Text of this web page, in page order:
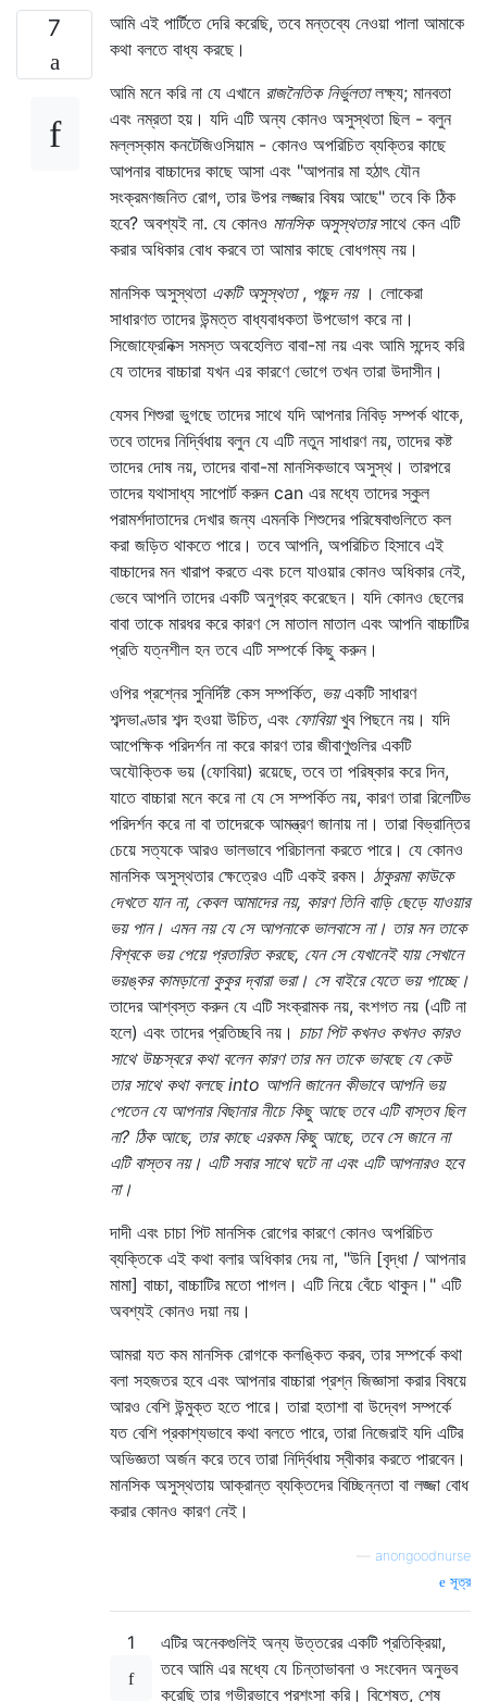
7
আমি এই পার্টিতে দেরি করেছি, তবে মন্তব্যে নেওয়া পালা আমাকে
কথা বলতে বাধ্য করছে।
আমি মনে করি না যে এখানে রাজনৈতিক নির্ভুলতালক্ষ্য; মানবতা
এবং নম্রতা হয়। যদি এটি অন্য কোনও অসুস্থতা ছিল - বলুন
মল্লস্কাম কনটেজিওসিয়াম - কোনও অপরিচিত ব্যক্তির কাছে
আপনার বাচ্চাদের কাছে আসা এবং "আপনার মা হঠাৎ যৌন
সংক্রমণজনিত রোগ, তার উপর লজ্জার বিষয় আছে" তবে কি ঠিক
হবে? অবশ্যই না. যে কোনও মানসিক অসুস্থতারসাথে কেন এটি
করার অধিকার বোধ করবে তা আমার কাছে বোধগম্য নয়।
মানসিক অসুস্থতা একটি অসুস্থতা, পছন্দ নয়। লোকেরা
সাধারণত তাদের উন্মত্ত বাধ্যবাধকতা উপভোগ করে না।
সিজোফ্রেনিক্স সমস্ত অবহেলিত বাবা-মা নয় এবং আমি সন্দেহ করি
যে তাদের বাচ্চারা যখন এর কারণে ভোগে তখন তারা উদাসীন।
যেসব শিশুরা ভুগছে তাদের সাথে যদি আপনার নিবিড় সম্পর্ক থাকে,
তবে তাদের নির্দ্বিধায় বলুন যে এটি নতুন সাধারণ নয়, তাদের কষ্ট
তাদের দোষ নয়, তাদের বাবা-মা মানসিকভাবে অসুস্থ। তারপরে
তাদের যথাসাধ্য সাপোর্ট করুন can এর মধ্যে তাদের স্কুল
পরামর্শদাতাদের দেখার জন্য এমনকি শিশুদের পরিষেবাগুলিতে কল
করা জড়িত থাকতে পারে। তবে আপনি, অপরিচিত হিসাবে এই
বাচ্চাদের মন খারাপ করতে এবং চলে যাওয়ার কোনও অধিকার নেই,
ভেবে আপনি তাদের একটি অনুগ্রহ করেছেন। যদি কোনও ছেলের
বাবা তাকে মারধর করে কারণ সে মাতাল মাতাল এবং আপনি বাচ্চাটির
প্রতি যত্নশীল হন তবে এটি সম্পর্কে কিছু করুন।
ওপির প্রশ্নের সুনির্দিষ্ট কেস সম্পর্কিত, ভয়একটি সাধারণ
শব্দভাণ্ডার শব্দ হওয়া উচিত, এবং ফোবিয়াখুব পিছনে নয়। যদি
আপেক্ষিক পরিদর্শন না করে কারণ তার জীবাণুগুলির একটি
অযৌক্তিক ভয় (ফোবিয়া) রয়েছে, তবে তা পরিষ্কার করে দিন,
যাতে বাচ্চারা মনে করে না যে সে সম্পর্কিত নয়, কারণ তারা রিলেটিভ
পরিদর্শন করে না বা তাদেরকে আমন্ত্রণ জানায় না। তারা বিভ্রান্তির
চেয়ে সত্যকে আরও ভালভাবে পরিচালনা করতে পারে। যে কোনও
মানসিক অসুস্থতার ক্ষেত্রেও এটি একই রকম। ঠাকুরমা কাউকে
দেখতে যান না, কেবল আমাদের নয়, কারণ তিনি বাড়ি ছেড়ে যাওয়ার
ভয় পান। এমন নয় যে সে আপনাকে ভালবাসে না। তার মন তাকে
বিশ্বকে ভয় পেয়ে প্রতারিত করছে, যেন সে যেখানেই যায় সেখানে
ভয়ঙ্কর কামড়ানো কুকুর দ্বারা ভরা। সে বাইরে যেতে ভয় পাচ্ছে।
তাদের আশ্বস্ত করুন যে এটি সংক্রামক নয়, বংশগত নয় (এটি না
হলে) এবং তাদের প্রতিচ্ছবি নয়। চাচা পিট কখনও কখনও কারও
সাথে উচ্চস্বরে কথা বলেন কারণ তার মন তাকে ভাবছে যে কেউ
তার সাথে কথা বলছে into আপনি জানেন কীভাবে আপনি ভয়
পেতেন যে আপনার বিছানার নীচে কিছু আছে তবে এটি বাস্তব ছিল
না? ঠিক আছে, তার কাছে এরকম কিছু আছে, তবে সে জানে না
এটি বাস্তব নয়। এটি সবার সাথে ঘটে না এবং এটি আপনারও হবে
না।
দাদী এবং চাচা পিট মানসিক রোগের কারণে কোনও অপরিচিত
ব্যক্তিকে এই কথা বলার অধিকার দেয় না, "উনি [বৃদ্ধা / আপনার
মামা] বাচ্চা, বাচ্চাটির মতো পাগল। এটি নিয়ে বেঁচে থাকুন।" এটি
অবশ্যই কোনও দয়া নয়।
আমরা যত কম মানসিক রোগকে কলঙ্কিত করব, তার সম্পর্কে কথা
বলা সহজতর হবে এবং আপনার বাচ্চারা প্রশ্ন জিজ্ঞাসা করার বিষয়ে
আরও বেশি উন্মুক্ত হতে পারে। তারা হতাশা বা উদ্বেগ সম্পর্কে
যত বেশি প্রকাশ্যভাবে কথা বলতে পারে, তারা নিজেরাই যদি এটির
অভিজ্ঞতা অর্জন করে তবে তারা নির্দ্বিধায় স্বীকার করতে পারবেন।
মানসিক অসুস্থতায় আক্রান্ত ব্যক্তিদের বিচ্ছিন্নতা বা লজ্জা বোধ
করার কোনও কারণ নেই।
anongoodnurse
সূত্র
1
এটির অনেকগুলিই অন্য উত্তরের একটি প্রতিক্রিয়া,
তবে আমি এর মধ্যে যে চিন্তাভাবনা ও সংবেদন অনুভব
করেছি তার গভীরভাবে প্রশংসা করি। বিশেষত, শেষ